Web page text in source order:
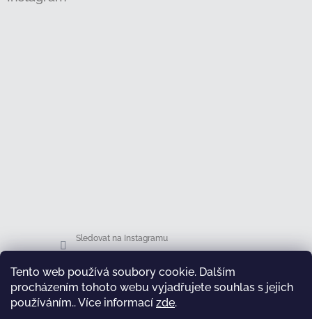
Tento web používá soubory cookie. Dalším
procházením tohoto webu vyjadřujete souhlas s jejich
používáním.. Více informací zde.
Sledovat na Instagramu
Facebook